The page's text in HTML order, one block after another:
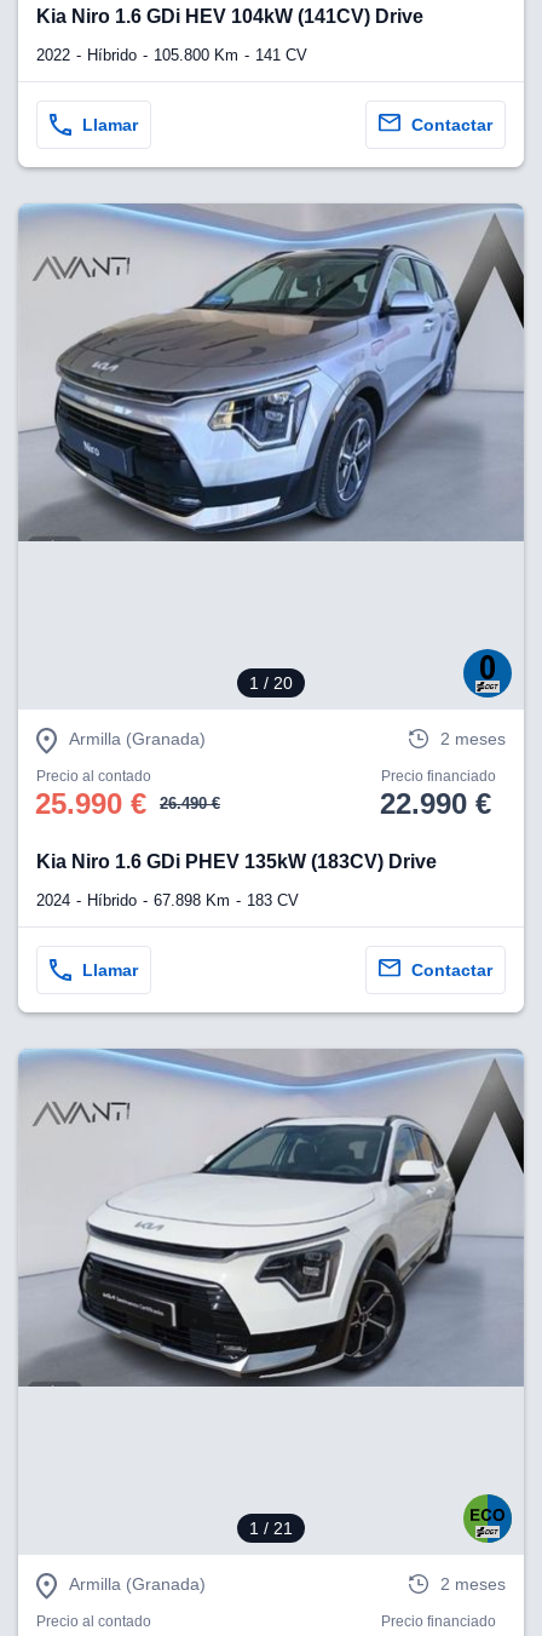
Kia Niro 1.6 GDi HEV 104kW (141CV) Drive
2022 Híbrido 105.800 Km 141 CV
Llamar Contactar
1 / 20
Armilla (Granada) 2 meses
Precio al contado
25.990 € 26.490 €
Precio financiado
22.990 €
Kia Niro 1.6 GDi PHEV 135kW (183CV) Drive
2024 Híbrido 67.898 Km 183 CV
Llamar Contactar
1 / 21
Armilla (Granada) 2 meses
Precio al contado Precio financiado